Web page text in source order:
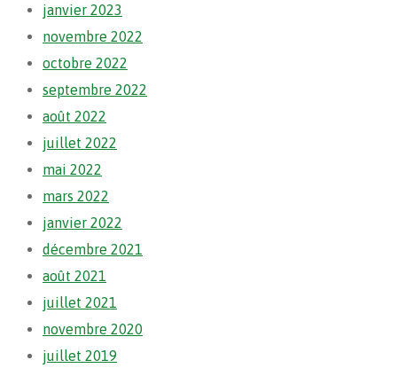
janvier 2023
novembre 2022
octobre 2022
septembre 2022
août 2022
juillet 2022
mai 2022
mars 2022
janvier 2022
décembre 2021
août 2021
juillet 2021
novembre 2020
juillet 2019